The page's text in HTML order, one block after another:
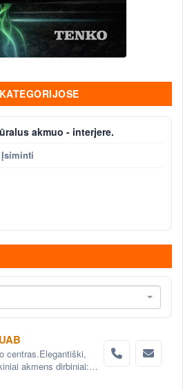
akmuo - interjere.
Įsiminti
centras.Elegantiški,
akmens dirbiniai: